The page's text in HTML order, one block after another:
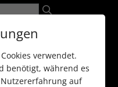
verwendet.
benötigt, während es
auf